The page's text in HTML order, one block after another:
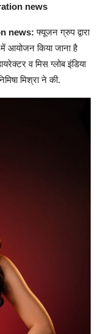
news
news:फ्यूजन ग्रुप द्वारा
आयोजन किया जाना है
व मिस ग्लोब इंडिया
मिश्रा ने की.